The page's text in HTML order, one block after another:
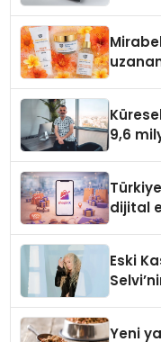
9,6
dijital
Eski
Yeni